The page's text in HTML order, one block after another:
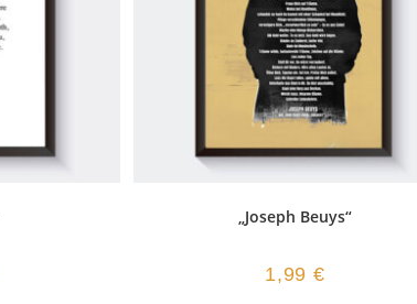
„Joseph Beuys“
1,99€